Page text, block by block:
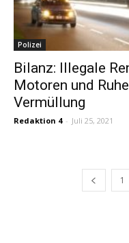
Polizei
Bilanz: Illegale
Motoren und
Vermüllung
Redaktion 4 - Juli 25, 2021
1